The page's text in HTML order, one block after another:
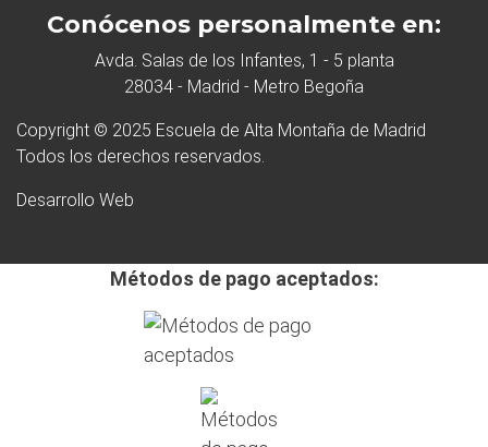
Conócenos personalmente en:
Avda. Salas de los Infantes, 1 - 5 planta
28034 - Madrid - Metro Begoña
Copyright © 2025 Escuela de Alta Montaña de Madrid
Todos los derechos reservados.
Desarrollo Web
Métodos de pago aceptados: